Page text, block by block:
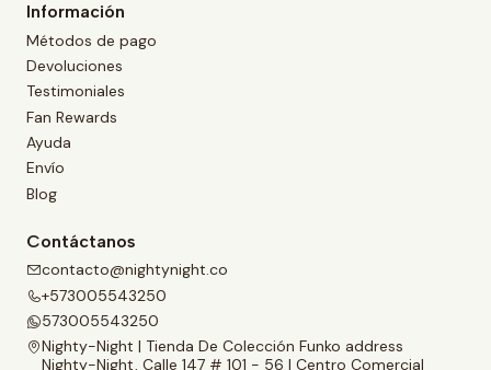
Información
Métodos de pago
Devoluciones
Testimoniales
Fan Rewards
Ayuda
Envío
Blog
Contáctanos
contacto@nightynight.co
+573005543250
573005543250
Nighty-Night | Tienda De Colección Funko address
Nighty-Night, Calle 147 # 101 - 56 | Centro Comercial